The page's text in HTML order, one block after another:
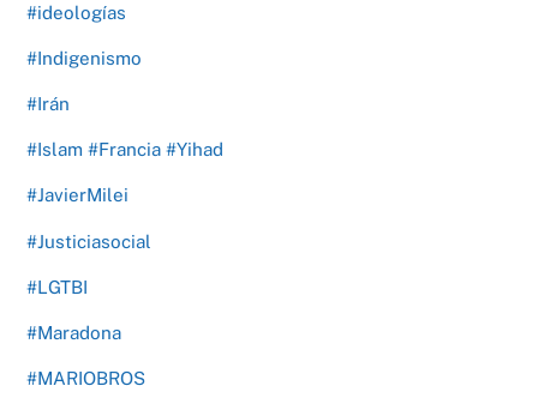
#ideologías
#Indigenismo
#Irán
#Islam #Francia #Yihad
#JavierMilei
#Justiciasocial
#LGTBI
#Maradona
#MARIOBROS